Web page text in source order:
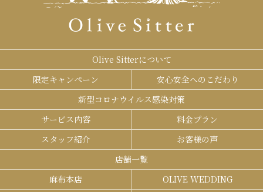
Olive Sitterについて
限定キャンペーン
安心安全へのこだわり
新型コロナウイルス感染対策
サービス内容
料金プラン
スタッフ紹介
お客様の声
店舗一覧
麻布本店
OLIVE WEDDING